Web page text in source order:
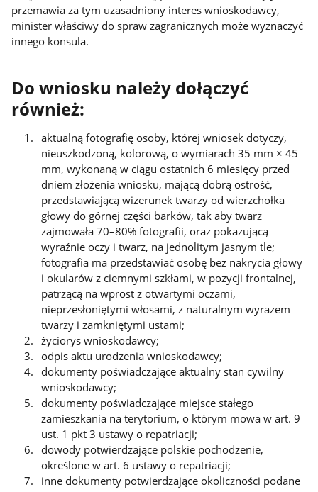
przemawia za tym uzasadniony interes wnioskodawcy,
minister właściwy do spraw zagranicznych może wyznaczyć
innego konsula.
Do wniosku należy dołączyć
również:
aktualną fotografię osoby, której wniosek dotyczy,
nieuszkodzoną, kolorową, o wymiarach 35 mm × 45
mm, wykonaną w ciągu ostatnich 6 miesięcy przed
dniem złożenia wniosku, mającą dobrą ostrość,
przedstawiającą wizerunek twarzy od wierzchołka
głowy do górnej części barków, tak aby twarz
zajmowała 70–80% fotografii, oraz pokazującą
wyraźnie oczy i twarz, na jednolitym jasnym tle;
fotografia ma przedstawiać osobę bez nakrycia głowy
i okularów z ciemnymi szkłami, w pozycji frontalnej,
patrzącą na wprost z otwartymi oczami,
nieprzesłoniętymi włosami, z naturalnym wyrazem
twarzy i zamkniętymi ustami;
życiorys wnioskodawcy;
odpis aktu urodzenia wnioskodawcy;
dokumenty poświadczające aktualny stan cywilny
wnioskodawcy;
dokumenty poświadczające miejsce stałego
zamieszkania na terytorium, o którym mowa w art. 9
ust. 1 pkt 3 ustawy o repatriacji;
dowody potwierdzające polskie pochodzenie,
określone w art. 6 ustawy o repatriacji;
inne dokumenty potwierdzające okoliczności podane